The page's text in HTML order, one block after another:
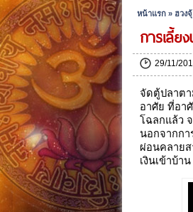
หน้าแรก » ฮวง
การเลี้ย
29/11/
จัดตู้ปลาตา
อาศัย ที่อา
โฉลกแล้ว
นอกจากกา
ผ่อนคลายส
เงินเข้าบ้า